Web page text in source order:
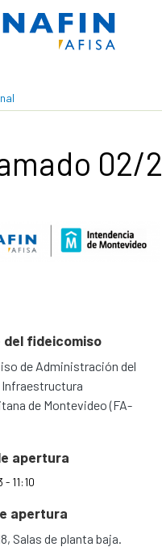
02/
del fideicomiso
de Administración del
Infraestructura
de Montevideo (FA-
apertura
- 11:10
apertura
Salas de planta baja.